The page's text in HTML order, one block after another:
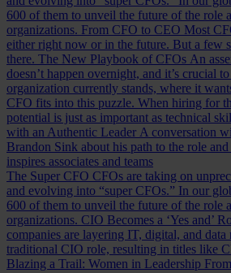
600 of them to unveil the future of the role
organizations. From CFO to CEO Most
either right now or in the future. But a few
there. The New Playbook of CFOs An
doesn’t happen overnight, and it’s crucial
organization currently stands, where it
CFO fits into this puzzle. When hiring for
potential is just as important as technical
with an Authentic Leader A conversation
Brandon Sink about his path to the role
inspires associates and teams
The Super CFO CFOs are taking on
and evolving into “super CFOs.” In our
600 of them to unveil the future of the role
organizations. CIO Becomes a ‘Yes and’
companies are layering IT, digital, and
traditional CIO role, resulting in titles like
Blazing a Trail: Women in Leadership